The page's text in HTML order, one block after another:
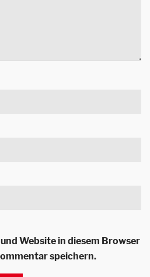
Website in diesem Browser
speichern.